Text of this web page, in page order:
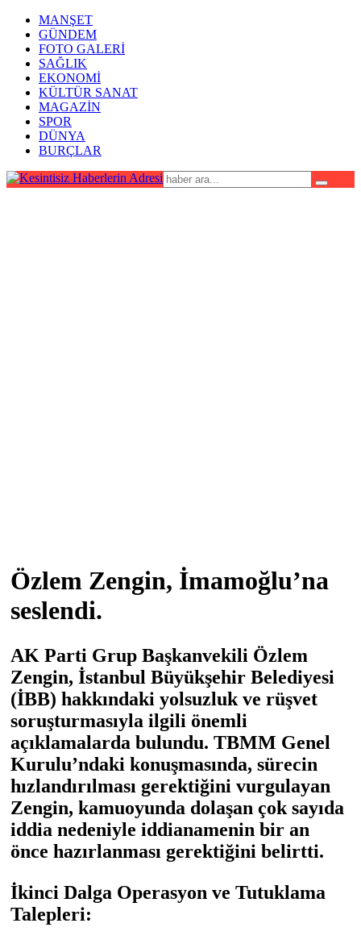
MANŞET
GÜNDEM
FOTO GALERİ
SAĞLIK
EKONOMİ
KÜLTÜR SANAT
MAGAZİN
SPOR
DÜNYA
BURÇLAR
Özlem Zengin, İmamoğlu’na
seslendi.
AK Parti Grup Başkanvekili Özlem
Zengin, İstanbul Büyükşehir Belediyesi
(İBB) hakkındaki yolsuzluk ve rüşvet
soruşturmasıyla ilgili önemli
açıklamalarda bulundu. TBMM Genel
Kurulu’ndaki konuşmasında, sürecin
hızlandırılması gerektiğini vurgulayan
Zengin, kamuoyunda dolaşan çok sayıda
iddia nedeniyle iddianamenin bir an
önce hazırlanması gerektiğini belirtti.
İkinci Dalga Operasyon ve Tutuklama
Talepleri: